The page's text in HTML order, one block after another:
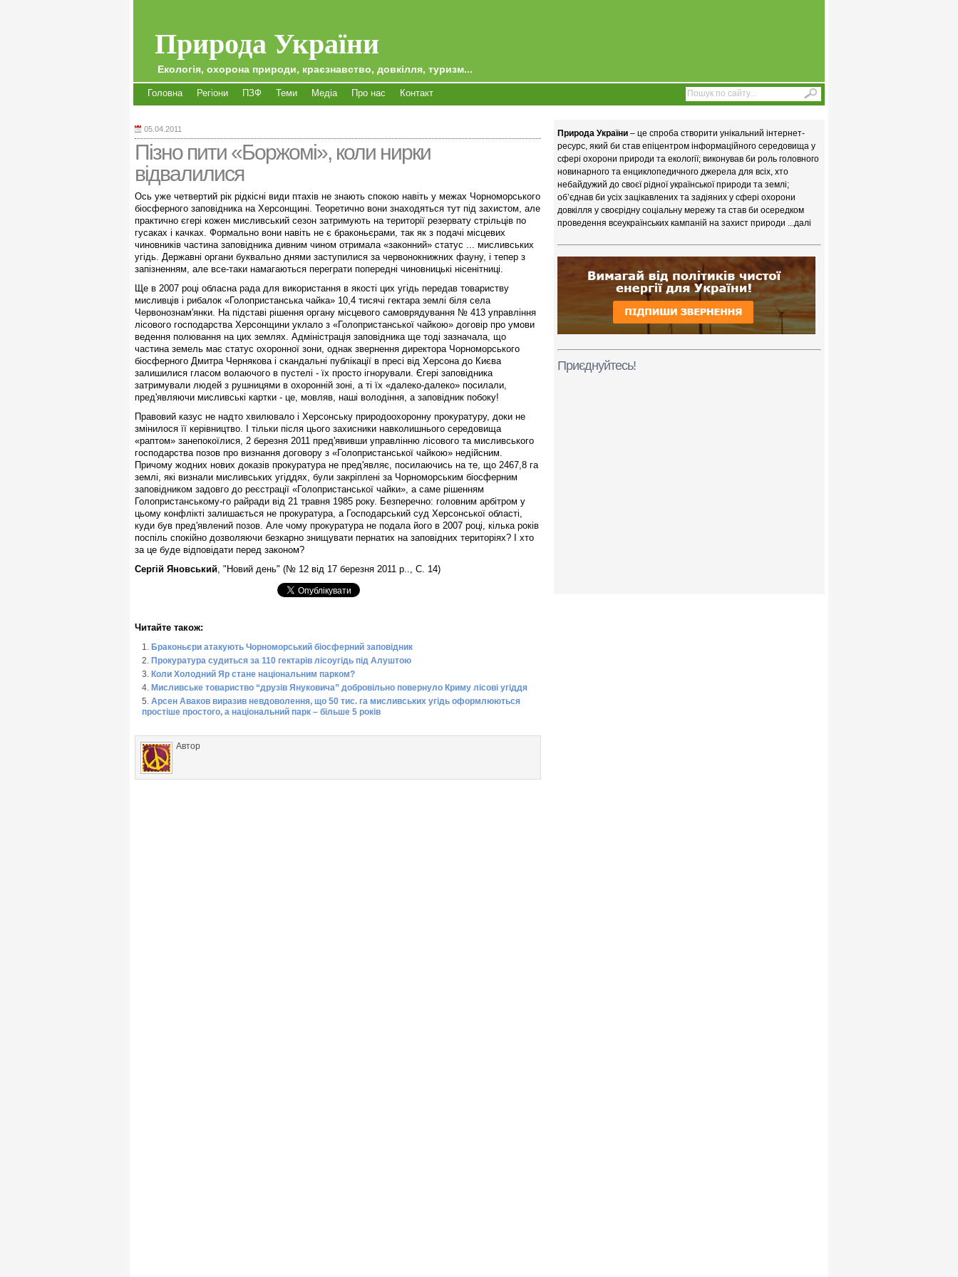
Природа України
Екологія, охорона природи, краєзнавство, довкілля, туризм...
Головна Регіони ПЗФ Теми Медіа Про нас Контакт
05.04.2011
Пізно пити «Боржомі», коли нирки
відвалилися
Ось уже четвертий рік рідкісні види птахів не знають спокою навіть у межах Чорноморського
біосферного заповідника на Херсонщині. Теоретично вони знаходяться тут під захистом, але
практично єгері кожен мисливський сезон затримують на території резервату стрільців по
гусаках і качках. Формально вони навіть не є браконьєрами, так як з подачі місцевих
чиновників частина заповідника дивним чином отримала «законний» статус ... мисливських
угідь. Державні органи буквально днями заступилися за червонокнижних фауну, і тепер з
запізненням, але все-таки намагаються переграти попередні чиновницькі нісенітниці.
Ще в 2007 році обласна рада для використання в якості цих угідь передав товариству
мисливців і рибалок «Голопристанська чайка» 10,4 тисячі гектара землі біля села
Червонознам'янки. На підставі рішення органу місцевого самоврядування № 413 управління
лісового господарства Херсонщини уклало з «Голопристанської чайкою» договір про умови
ведення полювання на цих землях. Адміністрація заповідника ще тоді зазначала, що
частина земель має статус охоронної зони, однак звернення директора Чорноморського
біосферного Дмитра Чернякова і скандальні публікації в пресі від Херсона до Києва
залишилися гласом волаючого в пустелі - їх просто ігнорували. Єгері заповідника
затримували людей з рушницями в охоронній зоні, а ті їх «далеко-далеко» посилали,
пред'являючи мисливські картки - це, мовляв, наші володіння, а заповідник побоку!
Правовий казус не надто хвилювало і Херсонську природоохоронну прокуратуру, доки не
змінилося її керівництво. І тільки після цього захисники навколишнього середовища
«раптом» занепокоїлися, 2 березня 2011 пред'явивши управлінню лісового та мисливського
господарства позов про визнання договору з «Голопристанської чайкою» недійсним.
Причому жодних нових доказів прокуратура не пред'являє, посилаючись на те, що 2467,8 га
землі, які визнали мисливських угіддях, були закріплені за Чорноморським біосферним
заповідником задовго до реєстрації «Голопристанської чайки», а саме рішенням
Голопристанському-го райради від 21 травня 1985 року. Безперечно: головним арбітром у
цьому конфлікті залишається не прокуратура, а Господарський суд Херсонської області,
куди був пред'явлений позов. Але чому прокуратура не подала його в 2007 році, кілька років
поспіль спокійно дозволяючи безкарно знищувати пернатих на заповідних територіях? І хто
за це буде відповідати перед законом?
Сергій Яновський, "Новий день" (№ 12 від 17 березня 2011 р.., С. 14)
Читайте також:
Браконьєри атакують Чорноморський біосферний заповідник
Прокуратура судиться за 110 гектарів лісоугідь під Алуштою
Коли Холодний Яр стане національним парком?
Мисливське товариство “друзів Януковича” добровільно повернуло Криму лісові угіддя
Арсен Аваков виразив невдоволення, що 50 тис. га мисливських угідь оформлюються
простіше простого, а національний парк – більше 5 років
Автор
Природа України – це спроба створити унікальний інтернет-
ресурс, який би став епіцентром інформаційного середовища у
сфері охорони природи та екології; виконував би роль головного
новинарного та енциклопедичного джерела для всіх, хто
небайдужий до своєї рідної української природи та землі;
об’єднав би усіх зацікавлених та задіяних у сфері охорони
довкілля у своєрідну соціальну мережу та став би осередком
проведення всеукраїнських кампаній на захист природи ...далі
Приєднуйтесь!